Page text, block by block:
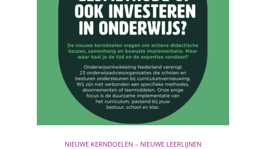
NIEUWE KERNDOELEN – NIEUWE LEERLIJNEN